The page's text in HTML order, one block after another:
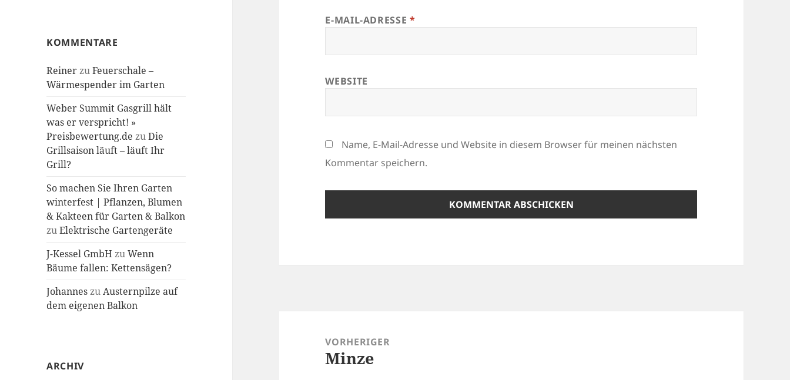
KOMMENTARE
ReinerzuFeuerschale –
Wärmespender im Garten
Weber Summit Gasgrill hält
was er verspricht! »
Preisbewertung.de zuDie
Grillsaison läuft – läuft Ihr
Grill?
So machen Sie Ihren Garten
winterfest | Pflanzen, Blumen
& Kakteen für Garten & Balkon
zuElektrische Gartengeräte
J-Kessel GmbH zuWenn
Bäume fallen: Kettensägen?
JohanneszuAusternpilze auf
dem eigenen Balkon
ARCHIV
E-MAIL-ADRESSE *
WEBSITE
Name, E-Mail-Adresse und Website in diesem Browser für meinen nächsten
Kommentar speichern.
VORHERIGER
Vorheriger
Minze